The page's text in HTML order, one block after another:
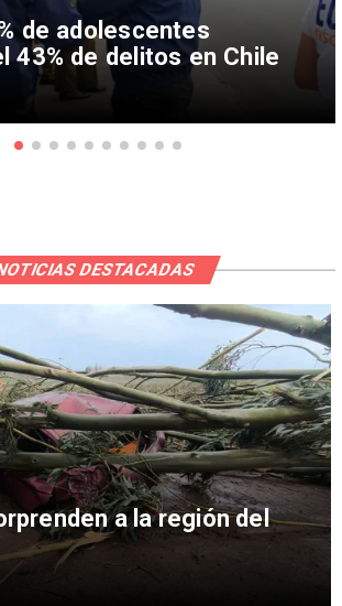
de adolescentes
43% de delitos en Chile
a la región del
DESTACADAS